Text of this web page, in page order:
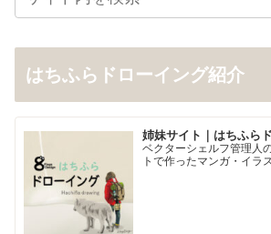
はちふらドローイング紹介
姉妹サイト｜はちふら
ベクターシェルフ管理人
トで作ったマンガ・イラ